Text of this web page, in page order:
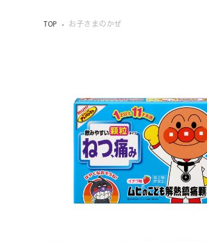
TOP お子さまのかぜ